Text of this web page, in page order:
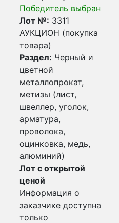
Победитель выбран
Лот №: 3311
АУКЦИОН (покупка
товара)
Раздел: Черный и
цветной
металлопрокат,
метизы (лист,
швеллер, уголок,
арматура,
проволока,
оцинковка, медь,
алюминий)
Лот с открытой
ценой
Информация о
заказчике доступна
только